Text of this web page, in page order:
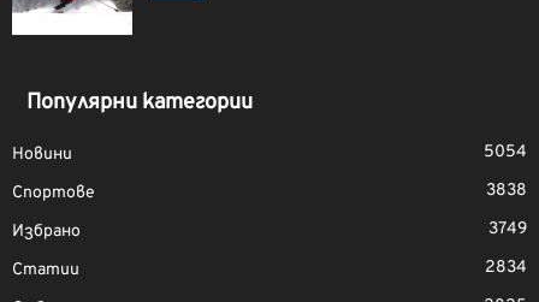
Популярни категории
Новини
5054
Спортове
3838
Избрано
3749
Статии
2834